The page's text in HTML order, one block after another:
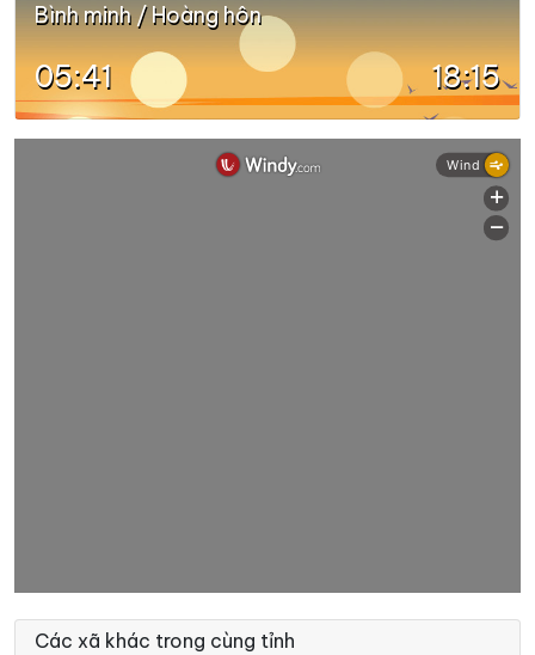
Bình minh / Hoàng hôn
05:41 18:15
Các xã khác trong cùng tỉnh